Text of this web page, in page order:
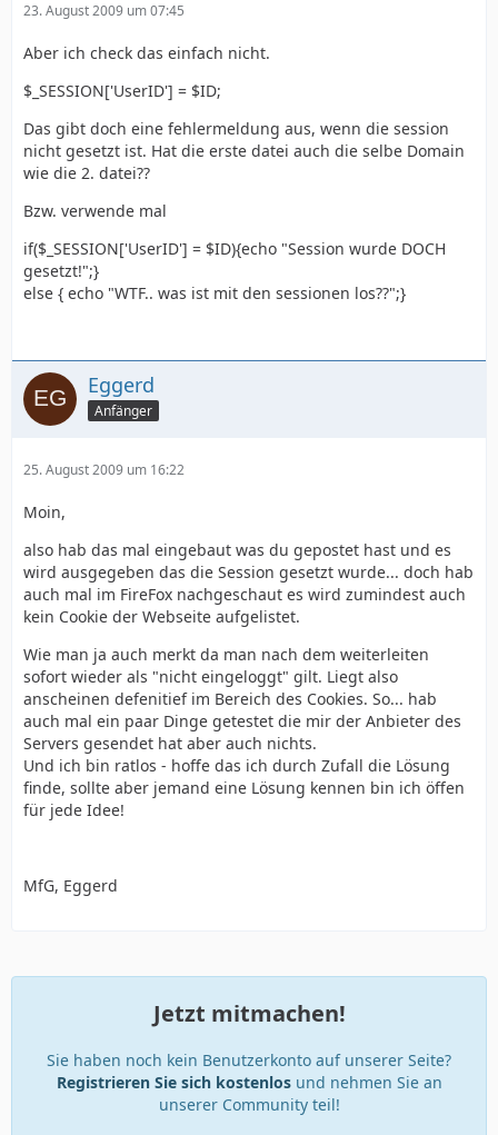
23. August 2009 um 07:45
Aber ich check das einfach nicht.
$_SESSION['UserID'] = $ID;
Das gibt doch eine fehlermeldung aus, wenn die session
nicht gesetzt ist. Hat die erste datei auch die selbe Domain
wie die 2. datei??
Bzw. verwende mal
if($_SESSION['UserID'] = $ID){echo "Session wurde DOCH
gesetzt!";}
else { echo "WTF.. was ist mit den sessionen los??";}
Eggerd
Anfänger
25. August 2009 um 16:22
Moin,
also hab das mal eingebaut was du gepostet hast und es
wird ausgegeben das die Session gesetzt wurde... doch hab
auch mal im FireFox nachgeschaut es wird zumindest auch
kein Cookie der Webseite aufgelistet.
Wie man ja auch merkt da man nach dem weiterleiten
sofort wieder als "nicht eingeloggt" gilt. Liegt also
anscheinen defenitief im Bereich des Cookies. So... hab
auch mal ein paar Dinge getestet die mir der Anbieter des
Servers gesendet hat aber auch nichts.
Und ich bin ratlos - hoffe das ich durch Zufall die Lösung
finde, sollte aber jemand eine Lösung kennen bin ich öffen
für jede Idee!
MfG, Eggerd
Jetzt mitmachen!
Sie haben noch kein Benutzerkonto auf unserer Seite?
Registrieren Sie sich kostenlosund nehmen Sie an
unserer Community teil!